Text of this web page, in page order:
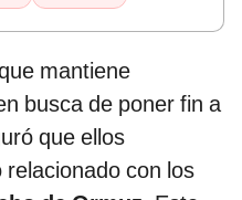
mantiene
busca de poner fin a
que ellos
con los